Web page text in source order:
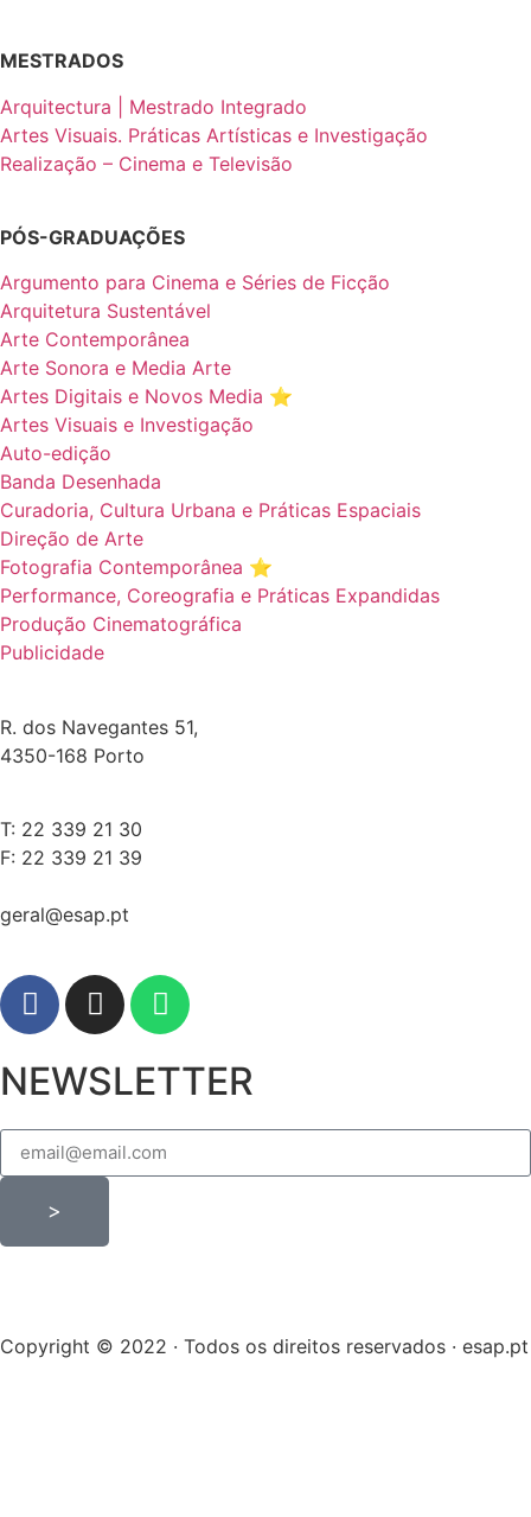
MESTRADOS
Arquitectura | Mestrado Integrado
Artes Visuais. Práticas Artísticas e Investigação
Realização – Cinema e Televisão
PÓS-GRADUAÇÕES
Argumento para Cinema e Séries de Ficção
Arquitetura Sustentável
Arte Contemporânea
Arte Sonora e Media Arte
Artes Digitais e Novos Media ⭐️
Artes Visuais e Investigação
Auto-edição
Banda Desenhada
Curadoria, Cultura Urbana e Práticas Espaciais
Direção de Arte
Fotografia Contemporânea ⭐️
Performance, Coreografia e Práticas Expandidas
Produção Cinematográfica
Publicidade
R. dos Navegantes 51,
4350-168 Porto
T: 22 339 21 30
F: 22 339 21 39
geral@esap.pt
NEWSLETTER
>
Copyright © 2022 · Todos os direitos reservados · esap.pt